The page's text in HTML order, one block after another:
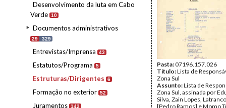
Desenvolvimento da luta em Cabo
Verde 10
Documentos administrativos
29 329
Entrevistas/Imprensa 43
Estatutos/Programa 5
Estruturas/Dirigentes 6
Formação no exterior 52
Juramentos 142
Pasta:07196.157.026
Título:Lista de
Zona Sul
Assunto:Lista de
Zona Sul, assinada por
Silva, Zain Lopes,
[Pedro Ramos] e Momo